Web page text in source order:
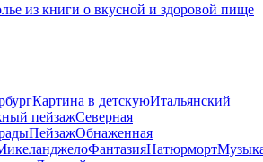
из книги о вкусной и здоровой пище
Картина в детскуюИтальянский
пейзажСеверная
ПейзажОбнаженная
ФантазияНатюрморт